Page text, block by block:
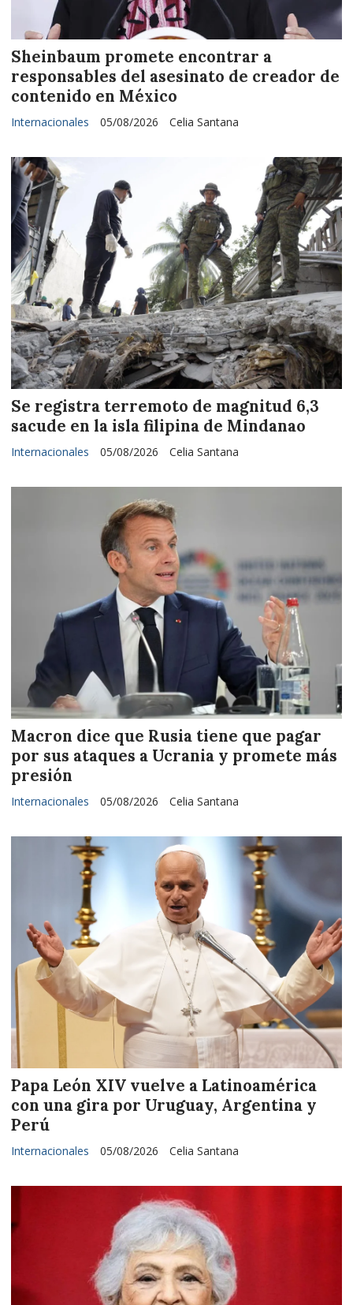
Sheinbaum promete encontrar a
responsables del asesinato de creador de
contenido en México
Celia Santana
Internacionales 05/08/2026
Se registra terremoto de magnitud 6,3
sacude en la isla filipina de Mindanao
Celia Santana
Internacionales 05/08/2026
Macron dice que Rusia tiene que pagar
por sus ataques a Ucrania y promete más
presión
Celia Santana
Internacionales 05/08/2026
Papa León XIV vuelve a Latinoamérica
con una gira por Uruguay, Argentina y
Perú
Celia Santana
Internacionales 05/08/2026